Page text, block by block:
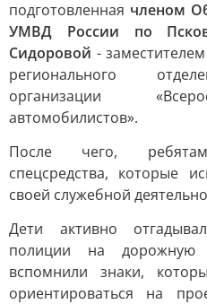
подготовленная членом
УМВД России по
Сидоровой -
регионального
организации
автомобилистов».
После чего, ребятам
спецсредства, которые
своей служебной
Дети активно
полиции на дорожную
вспомнили знаки,
ориентироваться на